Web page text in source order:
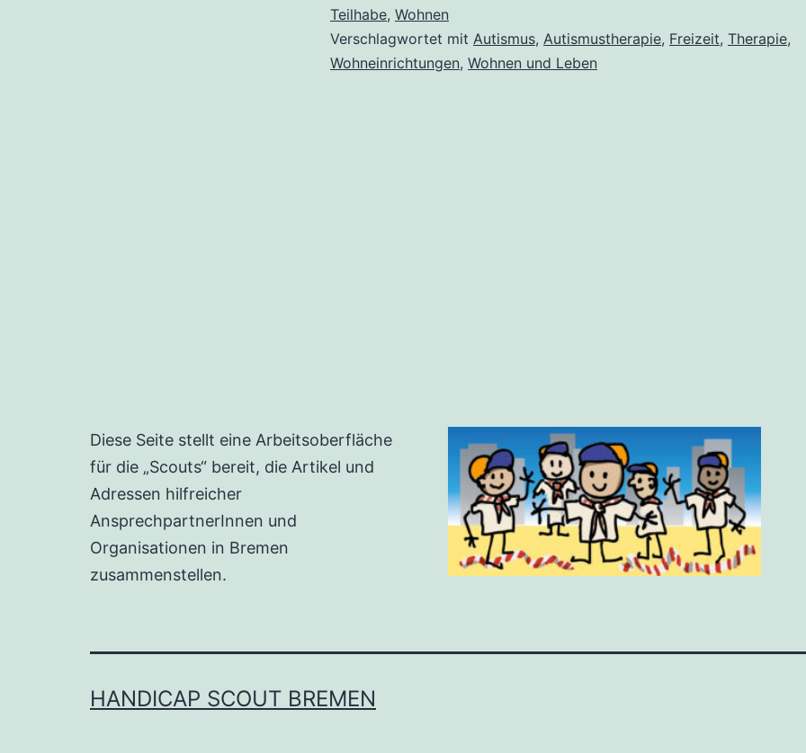
Teilhabe, Wohnen
Verschlagwortet mit Autismus, Autismustherapie, Freizeit, Therapie,
Wohneinrichtungen, Wohnen und Leben
Diese Seite stellt eine Arbeitsoberfläche
für die „Scouts“ bereit, die Artikel und
Adressen hilfreicher
AnsprechpartnerInnen und
Organisationen in Bremen
zusammenstellen.
HANDICAP SCOUT BREMEN